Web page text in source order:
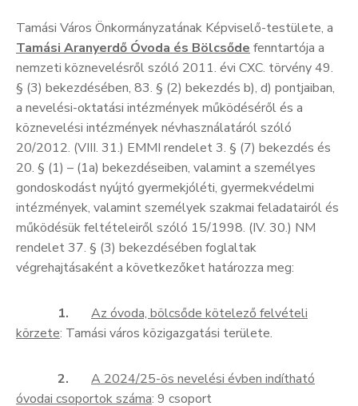
Kultúra
Keresés
Tamási Város Önkormányzatának Képviselő-testülete, a
Tamási Aranyerdő Óvoda és Bölcsőde fenntartója a
nemzeti köznevelésről szóló 2011. évi CXC. törvény 49.
§ (3) bekezdésében, 83. § (2) bekezdés b), d) pontjaiban,
a nevelési-oktatási intézmények működéséről és a
köznevelési intézmények névhasználatáról szóló
20/2012. (VIII. 31.) EMMI rendelet 3. § (7) bekezdés és
20. § (1) – (1a) bekezdéseiben, valamint a személyes
gondoskodást nyújtó gyermekjóléti, gyermekvédelmi
intézmények, valamint személyek szakmai feladatairól és
működésük feltételeiről szóló 15/1998. (IV. 30.) NM
rendelet 37. § (3) bekezdésében foglaltak
végrehajtásaként a következőket határozza meg:
1. Az óvoda, bölcsőde kötelező felvételi
körzete: Tamási város közigazgatási területe.
2. A 2024/25-ös nevelési évben indítható
óvodai csoportok száma: 9 csoport